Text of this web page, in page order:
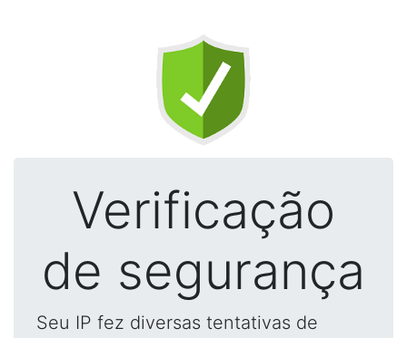
Verificação
de segurança
Seu IP fez diversas tentativas de